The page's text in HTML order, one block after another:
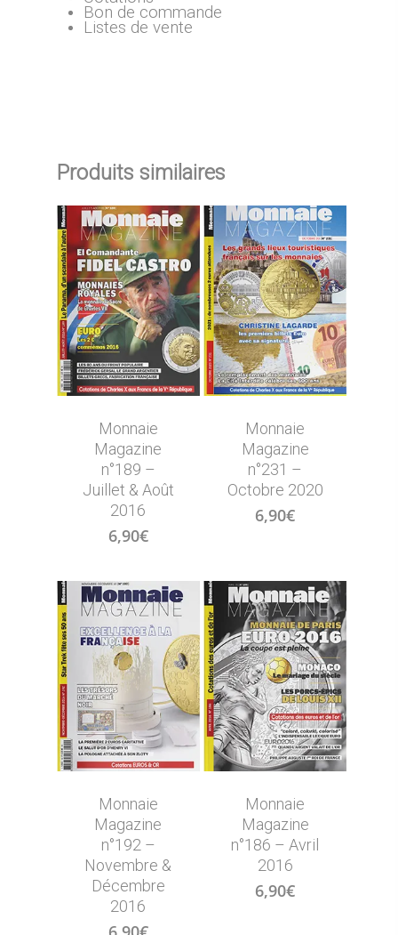
Bon de commande
Listes de vente
Produits similaires
Monnaie
Magazine
n°189 –
Juillet & Août
2016
6,90€
Monnaie
Magazine
n°231 –
Octobre 2020
6,90€
Monnaie
Magazine
n°192 –
Novembre &
Décembre
2016
Monnaie
Magazine
n°186 – Avril
2016
6,90€